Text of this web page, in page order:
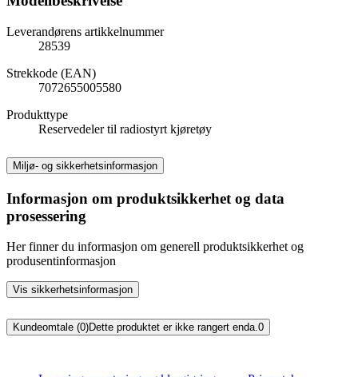
Leverandørens artikkelnummer
28539
Strekkode (EAN)
7072655005580
Produkttype
Reservedeler til radiostyrt kjøretøy
Miljø- og sikkerhetsinformasjon
Informasjon om produktsikkerhet og data
prosessering
Her finner du informasjon om generell produktsikkerhet og
produsentinformasjon
Vis sikkerhetsinformasjon
Kundeomtale (0)Dette produktet er ikke rangert enda.0